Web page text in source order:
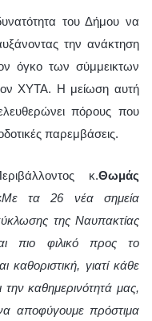
του Δήμου να
την ανάκτηση
όγκο των σύμμεικτων
ΧΥΤΑ. Η μείωση αυτή
πόρους που
παρεμβάσεις.
κ.Θωμάς
Με τα 26 νέα σημεία
της Ναυπακτίας
πιο φιλικό προς το
καθοριστική, γιατί κάθε
καθημερινότητά μας,
αποφύγουμε πρόστιμα